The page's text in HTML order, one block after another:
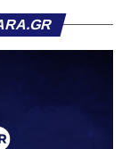
σκορ. Στο 26’,